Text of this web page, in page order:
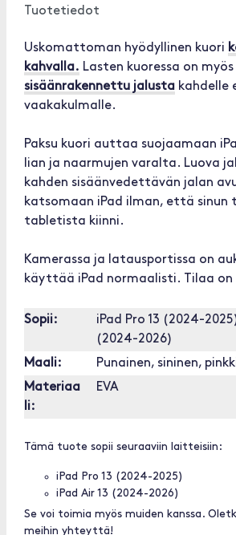
Tuotetiedot
Uskomattoman hyödyllinen kuori
kahvalla. Lasten kuoressa on myös
sisäänrakennettu jalusta kahdelle
vaakakulmalle.
Paksu kuori auttaa suojaamaan
lian ja naarmujen varalta. Luova
kahden sisäänvedettävän jalan
katsomaan iPad ilman, että sinun
tabletista kiinni.
Kamerassa ja latausportissa on
käyttää iPad normaalisti. Tilaa on
Sopii:
iPad Pro 13 (2024-
(2024-2026)
Maali:
Punainen, sininen,
Materiaa
li:
EVA
Tämä tuote sopii seuraaviin laitteisiin:
iPad Pro 13 (2024-2025)
iPad Air 13 (2024-2026)
Se voi toimia myös muiden kanssa.
meihin yhteyttä!